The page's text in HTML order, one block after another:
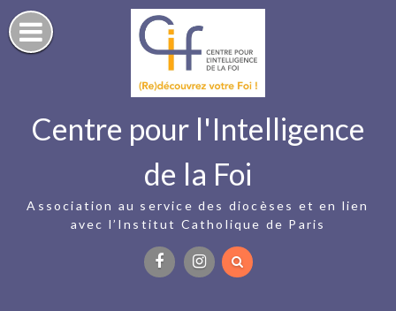
Skip
to
content
Centre pour l'Intelligence
de la Foi
Association au service des diocèses et en lien
avec l’Institut Catholique de Paris